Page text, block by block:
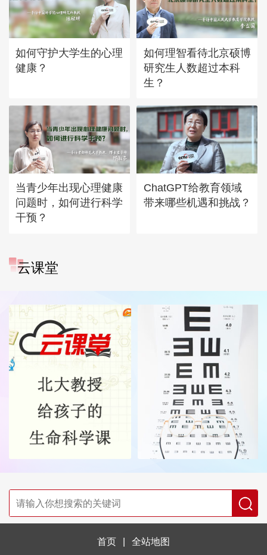
如何守护大学生的心理
健康？
如何理智看待北京硕博
研究生人数超过本科
生？
当青少年出现心理健康
问题时，如何进行科学
干预？
ChatGPT给教育领域
带来哪些机遇和挑战？
云课堂
首页 全站地图